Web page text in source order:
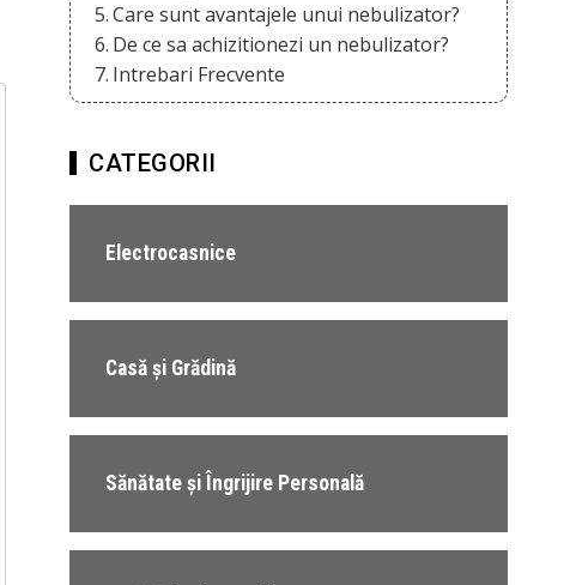
Care sunt avantajele unui nebulizator?
De ce sa achizitionezi un nebulizator?
Intrebari Frecvente
CATEGORII
Electrocasnice
Casă și Grădină
Sănătate și Îngrijire Personală